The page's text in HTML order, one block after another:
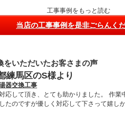
工事事例をもっと読む
当店の工事事例を是非ごらんく
をいただいたお客さまの声
練馬区のS様より
器交換工事
応して頂き、とても助かりました。 作
たのですが優しく対応して下さって嬉し